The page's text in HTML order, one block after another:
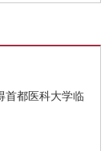
都医科大学临